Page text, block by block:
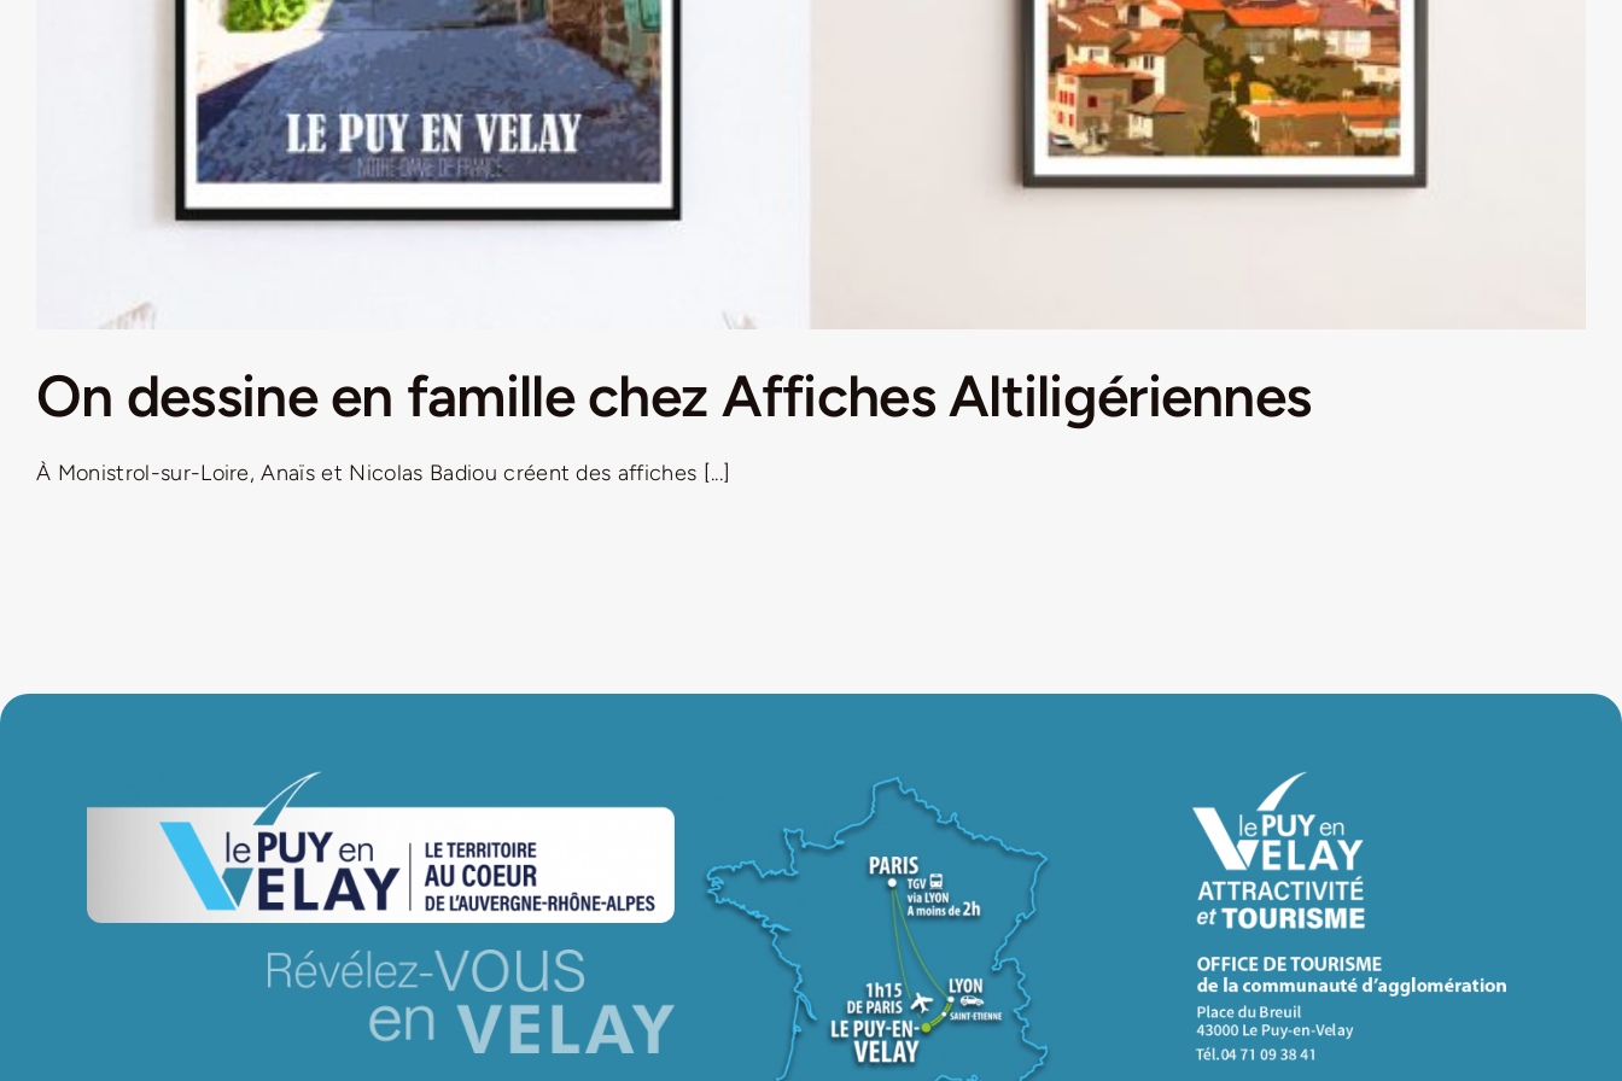
On dessine en famille chez Affiches Altiligériennes
À Monistrol-sur-Loire, Anaïs et Nicolas Badiou créent des affiches [...]